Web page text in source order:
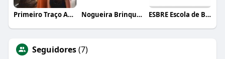
Primeiro Traço Arquitetura Nogueira Brinquedos ESBRE Escola de Bares e Restaurantes
Seguidores(7)